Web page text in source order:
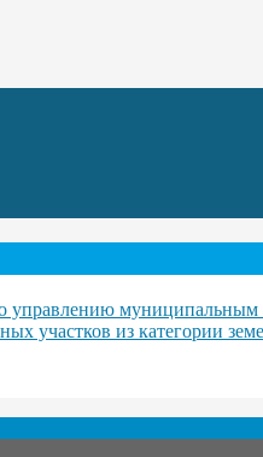
управлению
участков из категории